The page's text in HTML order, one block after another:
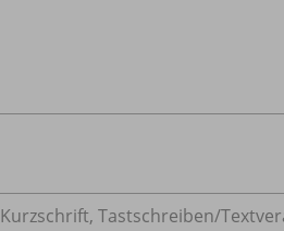
Kurzschrift, Tastschreiben/